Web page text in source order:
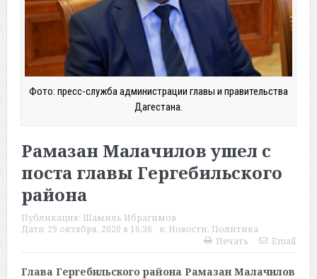
Фото: пресс-служба администрации главы и правительства
Дагестана.
Рамазан Малачилов ушел с
поста главы Гергебильского
района
Публикация: Шамиль Ибрагимов
Дата: 29 октября, 2020 в 16:36 в: Новости, Политика
Печать
Email
Глава Гергебильского района Рамазан Малачилов